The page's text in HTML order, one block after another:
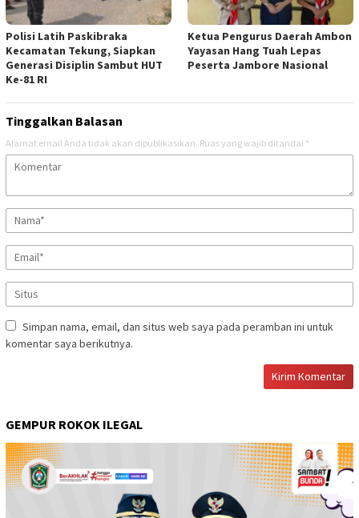
Polisi Latih Paskibraka
Kecamatan Tekung, Siapkan
Generasi Disiplin Sambut HUT
Ke-81 RI
Ketua Pengurus Daerah Ambon
Yayasan Hang Tuah Lepas
Peserta Jambore Nasional
Tinggalkan Balasan
Alamat email Anda tidak akan dipublikasikan. Ruas yang wajib ditandai *
Simpan nama, email, dan situs web saya pada peramban ini untuk
komentar saya berikutnya.
GEMPUR ROKOK ILEGAL